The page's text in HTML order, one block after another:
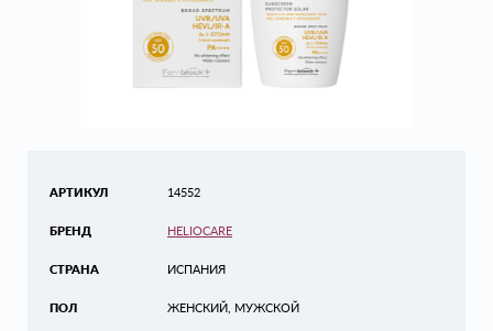
АРТИКУЛ
БРЕНД
СТРАНА
ПОЛ
14552
HELIOCARE
ИСПАНИЯ
ЖЕНСКИЙ, МУЖСКОЙ